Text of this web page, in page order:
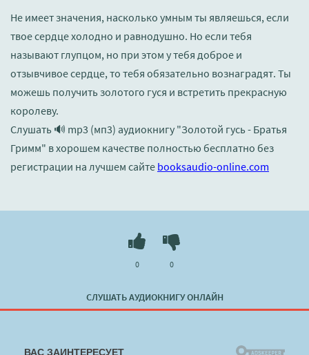
Не имеет значения, насколько умным ты являешься, если
твое сердце холодно и равнодушно. Но если тебя
называют глупцом, но при этом у тебя доброе и
отзывчивое сердце, то тебя обязательно вознаградят. Ты
можешь получить золотого гуся и встретить прекрасную
королеву.
Слушать 🔊 mp3 (мп3) аудиокнигу "Золотой гусь - Братья
Гримм" в хорошем качестве полностью бесплатно без
регистрации на лучшем сайте booksaudio-online.com
СЛУШАТЬ АУДИОКНИГУ ОНЛАЙН
0 0